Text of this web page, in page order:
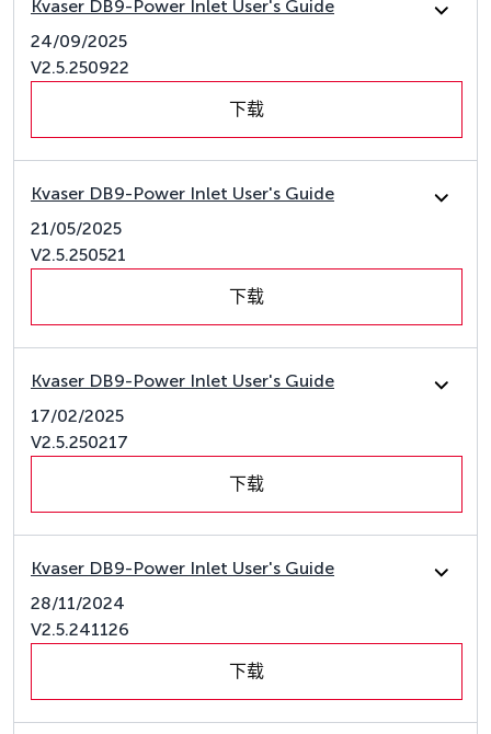
Kvaser DB9-Power Inlet User's Guide
24/09/2025
V2.5.250922
下载
Kvaser DB9-Power Inlet User's Guide
21/05/2025
V2.5.250521
下载
Kvaser DB9-Power Inlet User's Guide
17/02/2025
V2.5.250217
下载
Kvaser DB9-Power Inlet User's Guide
28/11/2024
V2.5.241126
下载